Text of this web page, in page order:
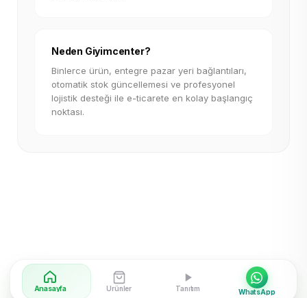
Anasayfa Ürünler Tanıtım WhatsApp
Neden Giyimcenter?
Binlerce ürün, entegre pazar yeri bağlantıları,
otomatik stok güncellemesi ve profesyonel
lojistik desteği ile e-ticarete en kolay başlangıç
noktası.